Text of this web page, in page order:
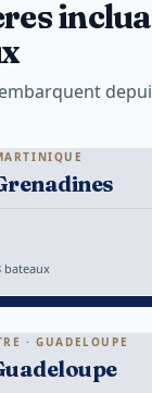
⚓
bateaux
⚓
· GUADELOUPE